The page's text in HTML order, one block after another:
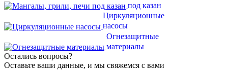
под казан
Циркуляционные
насосы
Огнезащитные
материалы
Остались вопросы?
Оставьте ваши данные, и мы свяжемся с вами